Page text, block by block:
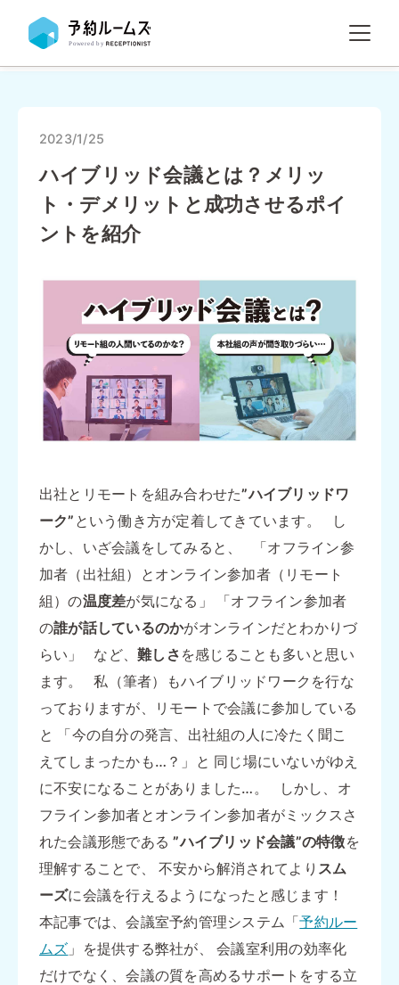
2023/1/25
ハイブリッド会議とは？メリッ
ト・デメリットと成功させるポイ
ントを紹介
出社とリモートを組み合わせた”ハイブリッドワ
ーク” という働き方が定着してきています。 し
かし、いざ会議をしてみると、 「オフライン参
加者（出社組）とオンライン参加者（リモート
組）の温度差が気になる」 「オフライン参加者
の誰が話しているのかがオンラインだとわかりづ
らい」 など、難しさ を感じることも多いと思い
ます。 私（筆者）もハイブリッドワークを行な
っておりますが、リモートで会議に参加している
と 「今の自分の発言、出社組の人に冷たく聞こ
えてしまったかも…？」と 同じ場にいないがゆえ
に不安になることがありました…。 しかし、オ
フライン参加者とオンライン参加者がミックスさ
れた会議形態である”ハイブリッド会議”の特徴を
理解することで、 不安から解消されてより スム
ーズに会議を行えるようになったと感じます！
本記事では、会議室予約管理システム「予約ルー
ムズ 」を提供する弊社が、 会議室利用の効率化
だけでなく、会議の質を高めるサポートをする立